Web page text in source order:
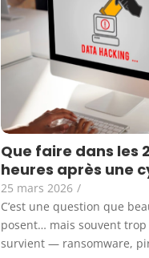
Que faire dans les
heures après une
25 mars 2026 /
C’est une question que
posent… mais souvent
survient — ransomware,